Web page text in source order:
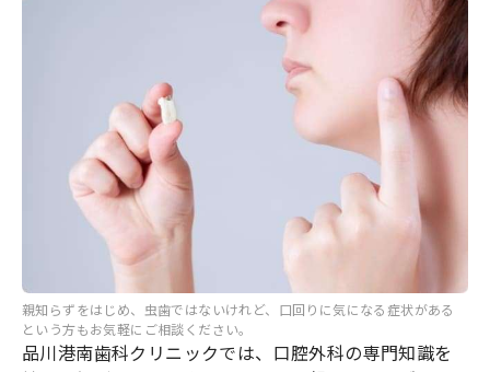
親知らずをはじめ、虫歯ではないけれど、口回りに気になる症状がある
という方もお気軽にご相談ください。
品川港南歯科クリニックでは、口腔外科の専門知識を